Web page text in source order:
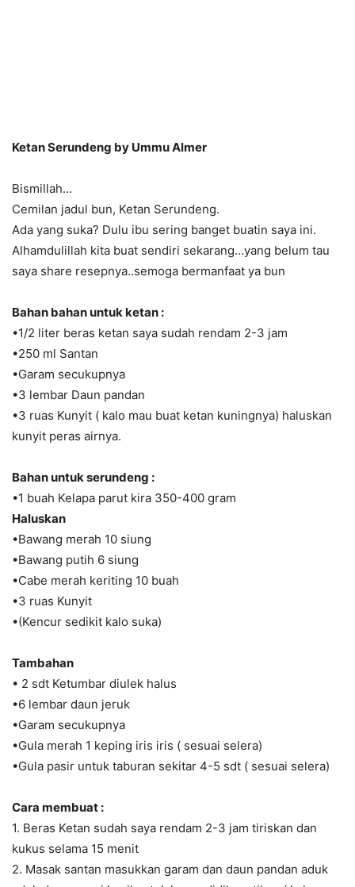
Ketan Serundeng by Ummu Almer
Bismillah…
Cemilan jadul bun, Ketan Serundeng.
Ada yang suka? Dulu ibu sering banget buatin saya ini.
Alhamdulillah kita buat sendiri sekarang…yang belum tau
saya share resepnya..semoga bermanfaat ya bun
Bahan bahan untuk ketan :
•1/2 liter beras ketan saya sudah rendam 2-3 jam
•250 ml Santan
•Garam secukupnya
•3 lembar Daun pandan
•3 ruas Kunyit ( kalo mau buat ketan kuningnya) haluskan
kunyit peras airnya.
Bahan untuk serundeng :
•1 buah Kelapa parut kira 350-400 gram
Haluskan
•Bawang merah 10 siung
•Bawang putih 6 siung
•Cabe merah keriting 10 buah
•3 ruas Kunyit
•(Kencur sedikit kalo suka)
Tambahan
• 2 sdt Ketumbar diulek halus
•6 lembar daun jeruk
•Garam secukupnya
•Gula merah 1 keping iris iris ( sesuai selera)
•Gula pasir untuk taburan sekitar 4-5 sdt ( sesuai selera)
Cara membuat :
1. Beras Ketan sudah saya rendam 2-3 jam tiriskan dan
kukus selama 15 menit
2. Masak santan masukkan garam dan daun pandan aduk